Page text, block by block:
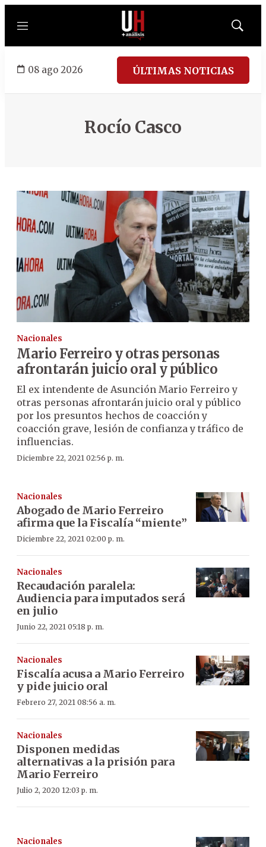
Menú
Mostrar
08 ago 2026 ÚLTIMAS NOTICIAS
Rocío Casco
Nacionales
Mario Ferreiro y otras personas
afrontarán juicio oral y público
El ex intendente de Asunción Mario Ferreiro y
otras personas afrontarán juicio oral y público
por los presuntos hechos de coacción y
coacción grave, lesión de confianza y tráfico de
influencias.
Diciembre 22, 2021 02:56 p. m.
Nacionales
Abogado de Mario Ferreiro
afirma que la Fiscalía “miente”
Diciembre 22, 2021 02:00 p. m.
Nacionales
Recaudación paralela:
Audiencia para imputados será
en julio
Junio 22, 2021 05:18 p. m.
Nacionales
Fiscalía acusa a Mario Ferreiro
y pide juicio oral
Febrero 27, 2021 08:56 a. m.
Nacionales
Disponen medidas
alternativas a la prisión para
Mario Ferreiro
Julio 2, 2020 12:03 p. m.
Nacionales